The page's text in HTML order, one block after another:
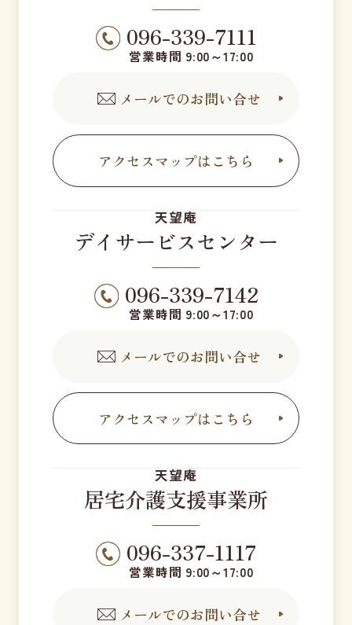
096-339-7111
営業時間 9:00～17:00
メールでのお問い合せ
アクセスマップはこちら
天望庵
デイサービスセンター
096-339-7142
営業時間 9:00～17:00
メールでのお問い合せ
アクセスマップはこちら
天望庵
居宅介護支援事業所
096-337-1117
営業時間 9:00～17:00
メールでのお問い合せ